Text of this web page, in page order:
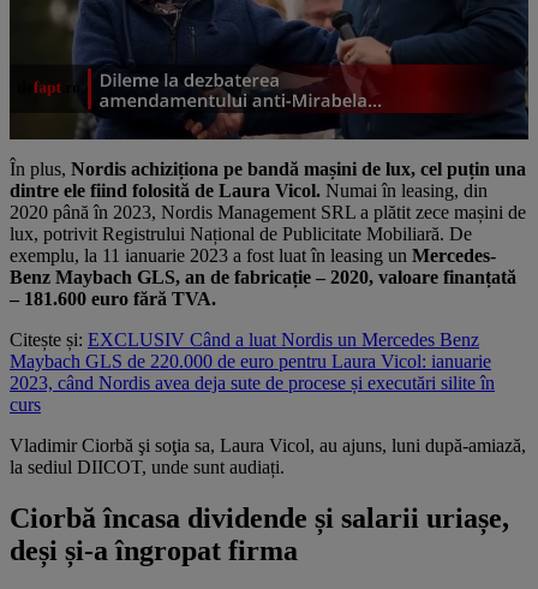
În plus, Nordis achiziționa pe bandă mașini de lux, cel puțin una
dintre ele fiind folosită de Laura Vicol. Numai în leasing, din
2020 până în 2023, Nordis Management SRL a plătit zece mașini de
lux, potrivit Registrului Național de Publicitate Mobiliară. De
exemplu, la 11 ianuarie 2023 a fost luat în leasing un Mercedes-
Benz Maybach GLS, an de fabricație – 2020, valoare finanțată
– 181.600 euro fără TVA.
Citește și: EXCLUSIV Când a luat Nordis un Mercedes Benz
Maybach GLS de 220.000 de euro pentru Laura Vicol: ianuarie
2023, când Nordis avea deja sute de procese și executări silite în
curs
Vladimir Ciorbă şi soţia sa, Laura Vicol, au ajuns, luni după-amiază,
la sediul DIICOT, unde sunt audiați.
Ciorbă încasa dividende și salarii uriașe,
deși și-a îngropat firma